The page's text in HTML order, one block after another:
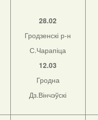
28.02
Гродзенскі р-н
С.Чарапіца
12.03
Гродна
Дз.Вінчэўскі